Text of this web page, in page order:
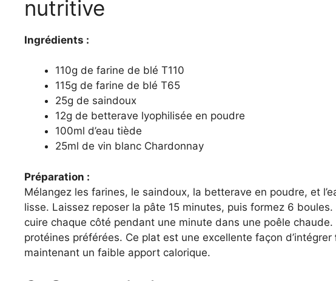
nutritive
Ingrédients :
110g de farine de blé T110
115g de farine de blé T65
25g de saindoux
12g de betterave lyophilisée en poudre
100ml d’eau tiède
25ml de vin blanc Chardonnay
Préparation :
Mélangez les farines, le saindoux, la betterave en poudre, et
lisse. Laissez reposer la pâte 15 minutes, puis formez 6
cuire chaque côté pendant une minute dans une poêle
protéines préférées. Ce plat est une excellente façon d’intégrer
maintenant un faible apport calorique.